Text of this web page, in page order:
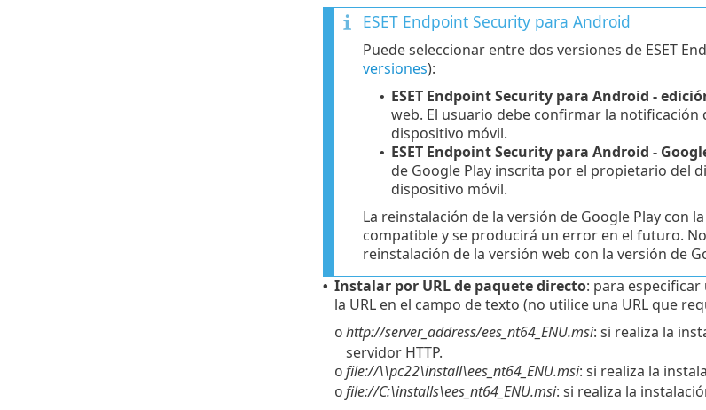
ESET Endpoint Security para Android
Puede seleccionar entre dos versiones de ESET
versiones):
• ESET Endpoint Security para Android -
web. El usuario debe confirmar la notificación
dispositivo móvil.
• ESET Endpoint Security para Android -
de Google Play inscrita por el propietario del
dispositivo móvil.
La reinstalación de la versión de Google Play con
compatible y se producirá un error en el futuro.
reinstalación de la versión web con la versión de
• Instalar por URL de paquete directo: para especificar
la URL en el campo de texto (no utilice una URL que
o http://server_address/ees_nt64_ENU.msi: si realiza la
servidor HTTP.
o file://\\pc22\install\ees_nt64_ENU.msi: si realiza la
o file://C:\installs\ees_nt64_ENU.msi: si realiza la